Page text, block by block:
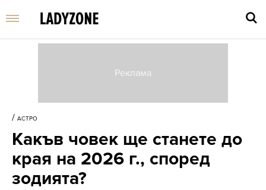
/ АСТРО
Какъв човек ще станете до
края на 2026 г., според
зодията?